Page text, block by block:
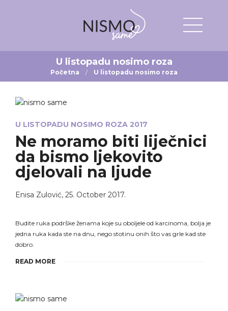
U listopadu nosimo roza
Početna U listopadu nosimo roza
U LISTOPADU NOSIMO ROZA 2017
Ne moramo biti liječnici
da bismo ljekovito
djelovali na ljude
Enisa Zulović, 25. October 2017.
Budite ruka podrške ženama koje su oboljele od karcinoma, bolja je
jedna ruka kada ste na dnu, nego stotinu onih što vas grle kad ste
dobro.
READ MORE